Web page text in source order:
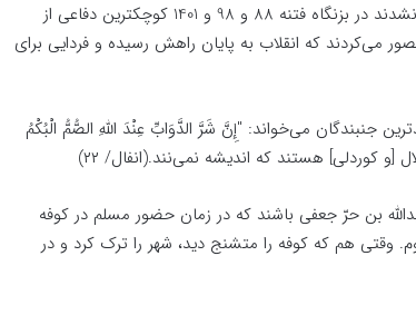
زده بودند و بسیاری از آنها به نوایی هم رسیده بودند، حاضر نشدند در بزنگاه فتنه 88 و 98 و 1401 کوچکترین دفاعی از
می‌کردند که انقلاب به پایان راهش رسیده و فردایی برای
جنبندگان می‌خواند: "إِنَّ شَرَّ الدَّوَابِّ عِنْدَ اللهِ‌ الصُّمُّ الْبُکْمُ
[و کوردلى] هستند که اندیشه نمى‌‌نند.(انفال/ ۲۲)
بن حرّ جعفی باشند که در زمان حضور مسلم در کوفه
وقتی هم که کوفه را متشنج دید، شهر را ترک کرد و در